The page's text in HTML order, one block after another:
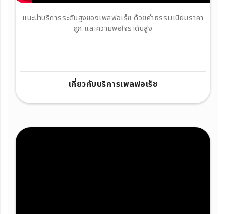
แนะนำบริการระดับสูงของเพลฟอเร็ซ ด้วยค่าธรรมเนียมราคา
ถูก และความพอใจระดับสูง
เกี่ยวกับบริการเพลฟอเร็ซ